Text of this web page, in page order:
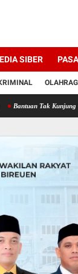
SIBER
Tak Kunjung Cair: